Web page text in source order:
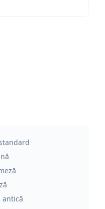
antică